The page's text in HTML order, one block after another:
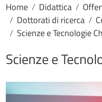
Home Didattica
Dottorati di ricerca
Scienze e Tecnologie
Scienze e